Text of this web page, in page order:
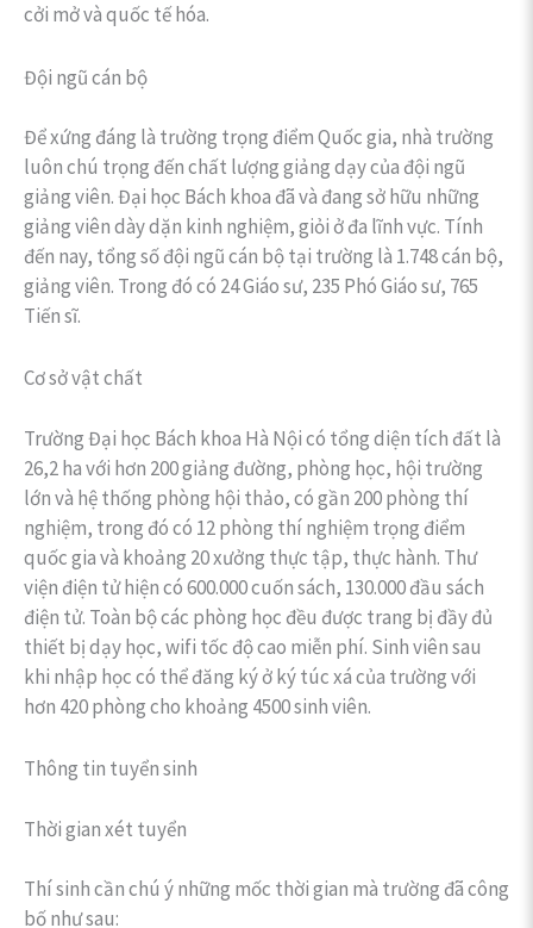
cởi mở và quốc tế hóa.
Đội ngũ cán bộ
Để xứng đáng là trường trọng điểm Quốc gia, nhà trường
luôn chú trọng đến chất lượng giảng dạy của đội ngũ
giảng viên. Đại học Bách khoa đã và đang sở hữu những
giảng viên dày dặn kinh nghiệm, giỏi ở đa lĩnh vực. Tính
đến nay, tổng số đội ngũ cán bộ tại trường là 1.748 cán bộ,
giảng viên. Trong đó có 24 Giáo sư, 235 Phó Giáo sư, 765
Tiến sĩ.
Cơ sở vật chất
Trường Đại học Bách khoa Hà Nội có tổng diện tích đất là
26,2 ha với hơn 200 giảng đường, phòng học, hội trường
lớn và hệ thống phòng hội thảo, có gần 200 phòng thí
nghiệm, trong đó có 12 phòng thí nghiệm trọng điểm
quốc gia và khoảng 20 xưởng thực tập, thực hành. Thư
viện điện tử hiện có 600.000 cuốn sách, 130.000 đầu sách
điện tử. Toàn bộ các phòng học đều được trang bị đầy đủ
thiết bị dạy học, wifi tốc độ cao miễn phí. Sinh viên sau
khi nhập học có thể đăng ký ở ký túc xá của trường với
hơn 420 phòng cho khoảng 4500 sinh viên.
Thông tin tuyển sinh
Thời gian xét tuyển
Thí sinh cần chú ý những mốc thời gian mà trường đã công
bố như sau: